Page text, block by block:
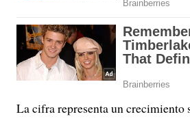
La cifra representa un crecimiento